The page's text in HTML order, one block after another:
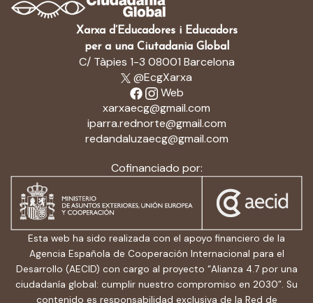
Xarxa d’Educadores i Educadors
per a una Ciutadania Global
C/ Tàpies 1-3 08001 Barcelona
@EcgXarxa
Web
xarxaecg@gmail.com
iparra.rednorte@gmail.com
redandaluzaecg@gmail.com
Cofinanciado por:
Esta web ha sido realizada con el apoyo financiero de la
Agencia Española de Cooperación Internacional para el
Desarrollo (AECID) con cargo al proyecto “Alianza 4.7 por una
ciudadanía global: cumplir nuestro compromiso en 2030”. Su
contenido es responsabilidad exclusiva de la Red de